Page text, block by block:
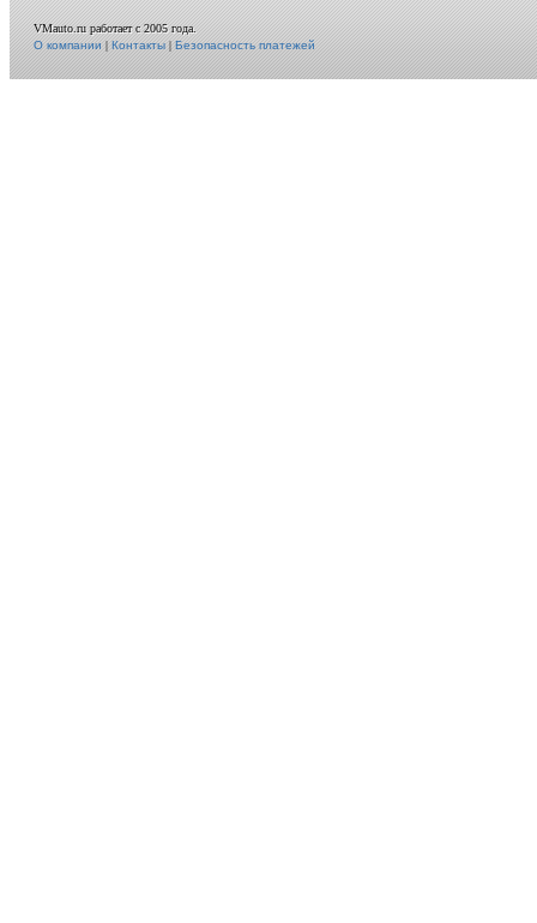
VMauto.ru работает с 2005 года.
О компании|Контакты|Безопасность платежей